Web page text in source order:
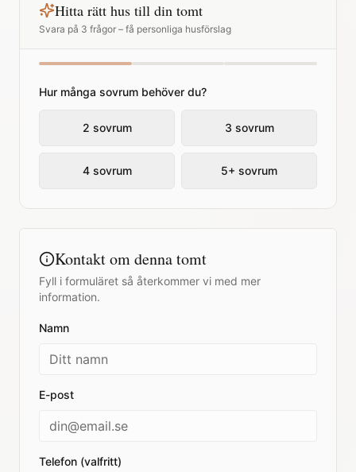
Hitta rätt hus till din tomt
Svara på 3 frågor – få personliga husförslag
Hur många sovrum behöver du?
2 sovrum 3 sovrum
4 sovrum 5+ sovrum
Kontakt om denna tomt
Fyll i formuläret så återkommer vi med mer
information.
Namn
E-post
Telefon (valfritt)